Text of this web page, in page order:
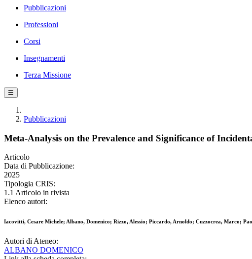
Pubblicazioni
Professioni
Corsi
Insegnamenti
Terza Missione
☰
Pubblicazioni
Meta-Analysis on the Prevalence and Significance of
Articolo
Data di Pubblicazione:
2025
Tipologia CRIS:
1.1 Articolo in rivista
Elenco autori:
Iacovitti, Cesare Michele; Albano, Domenico; Rizzo, Alessio; Piccardo, Arnoldo; Cuzzocrea, Marco;
Autori di Ateneo:
ALBANO DOMENICO